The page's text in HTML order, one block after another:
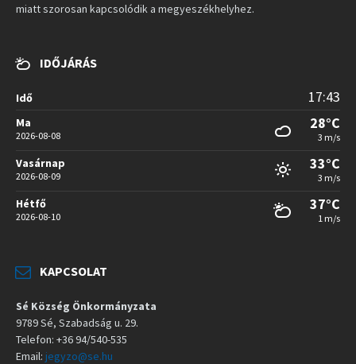
miatt szorosan kapcsolódik a megyeszékhelyhez.
IDŐJÁRÁS
Idő 17:43
Ma
2026-08-08
28°C
3 m/s
Vasárnap
2026-08-09
33°C
3 m/s
Hétfő
2026-08-10
37°C
1 m/s
KAPCSOLAT
Sé Község Önkormányzata
9789 Sé, Szabadság u. 29.
Telefon: +36 94/540-535
Email: jegyzo@se.hu